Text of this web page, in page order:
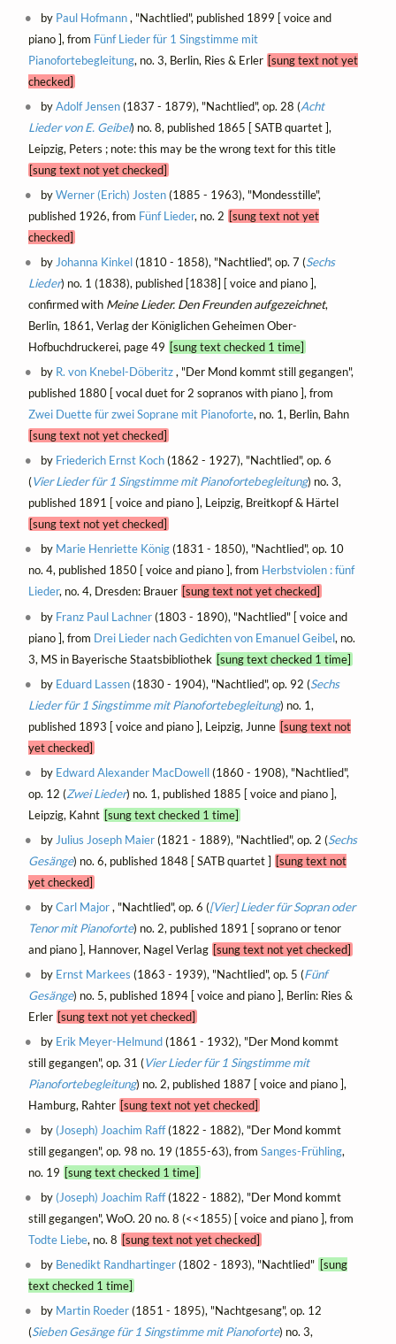
by Paul Hofmann, "Nachtlied", published 1899 [ voice and
piano ], from Fünf Lieder für 1 Singstimme mit
Pianofortebegleitung, no. 3, Berlin, Ries & Erler [sung text not yet
checked]
byAdolf Jensen(1837 - 1879), "Nachtlied", op. 28 (Acht
Lieder von E. Geibel) no. 8, published 1865 [ SATB quartet ],
Leipzig, Peters ; note: this may be the wrong text for this title
[sung text not yet checked]
byWerner (Erich) Josten(1885 - 1963), "Mondesstille",
published 1926, from Fünf Lieder, no. 2 [sung text not yet
checked]
byJohanna Kinkel(1810 - 1858), "Nachtlied", op. 7 (Sechs
Lieder) no. 1 (1838), published [1838] [ voice and piano ],
confirmed with Meine Lieder. Den Freunden aufgezeichnet,
Berlin, 1861, Verlag der Königlichen Geheimen Ober-
Hofbuchdruckerei, page 49 [sung text checked 1 time]
by R. von Knebel-Döberitz, "Der Mond kommt still gegangen",
published 1880 [ vocal duet for 2 sopranos with piano ], from
Zwei Duette für zwei Soprane mit Pianoforte, no. 1, Berlin, Bahn
[sung text not yet checked]
by Friederich Ernst Koch(1862 - 1927), "Nachtlied", op. 6
(Vier Lieder für 1 Singstimme mit Pianofortebegleitung) no. 3,
published 1891 [ voice and piano ], Leipzig, Breitkopf & Härtel
[sung text not yet checked]
by Marie Henriette König(1831 - 1850), "Nachtlied", op. 10
no. 4, published 1850 [ voice and piano ], from Herbstviolen : fünf
Lieder, no. 4, Dresden: Brauer [sung text not yet checked]
by Franz Paul Lachner(1803 - 1890), "Nachtlied" [ voice and
piano ], from Drei Lieder nach Gedichten von Emanuel Geibel, no.
3, MS in Bayerische Staatsbibliothek [sung text checked 1 time]
by Eduard Lassen(1830 - 1904), "Nachtlied", op. 92 (Sechs
Lieder für 1 Singstimme mit Pianofortebegleitung) no. 1,
published 1893 [ voice and piano ], Leipzig, Junne [sung text not
yet checked]
by Edward Alexander MacDowell(1860 - 1908), "Nachtlied",
op. 12 (Zwei Lieder) no. 1, published 1885 [ voice and piano ],
Leipzig, Kahnt [sung text checked 1 time]
by Julius Joseph Maier(1821 - 1889), "Nachtlied", op. 2 (Sechs
Gesänge) no. 6, published 1848 [ SATB quartet ] [sung text not
yet checked]
byCarl Major, "Nachtlied", op. 6 ([Vier] Lieder für Sopran oder
Tenor mit Pianoforte) no. 2, published 1891 [ soprano or tenor
and piano ], Hannover, Nagel Verlag [sung text not yet checked]
by Ernst Markees (1863 - 1939), "Nachtlied", op. 5 (Fünf
Gesänge) no. 5, published 1894 [ voice and piano ], Berlin: Ries &
Erler [sung text not yet checked]
by Erik Meyer-Helmund(1861 - 1932), "Der Mond kommt
still gegangen", op. 31 (Vier Lieder für 1 Singstimme mit
Pianofortebegleitung) no. 2, published 1887 [ voice and piano ],
Hamburg, Rahter [sung text not yet checked]
by (Joseph) Joachim Raff(1822 - 1882), "Der Mond kommt
still gegangen", op. 98 no. 19 (1855-63), from Sanges-Frühling,
no. 19 [sung text checked 1 time]
by (Joseph) Joachim Raff(1822 - 1882), "Der Mond kommt
still gegangen", WoO. 20 no. 8 (<<1855) [ voice and piano ], from
Todte Liebe, no. 8 [sung text not yet checked]
by Benedikt Randhartinger(1802 - 1893), "Nachtlied" [sung
text checked 1 time]
by Martin Roeder(1851 - 1895), "Nachtgesang", op. 12
(Sieben Gesänge für 1 Singstimme mit Pianoforte) no. 3,